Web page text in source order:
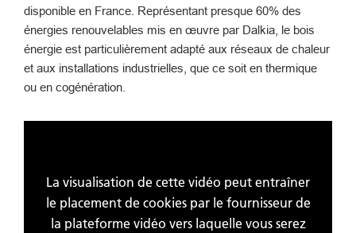
disponible en France. Représentant presque 60% des
énergies renouvelables mis en œuvre par Dalkia, le bois
énergie est particulièrement adapté aux réseaux de chaleur
et aux installations industrielles, que ce soit en thermique
ou en cogénération.
La visualisation de cette vidéo peut entraîner
le placement de cookies par le fournisseur de
la plateforme vidéo vers laquelle vous serez